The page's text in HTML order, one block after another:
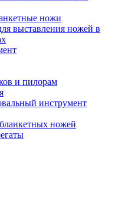
ножи
выставления ножей в
и пилорам
инструмент
ножей